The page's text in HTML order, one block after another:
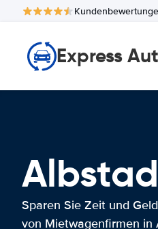
Express
Sparen Sie Zeit und
von Mietwagenfirmen in